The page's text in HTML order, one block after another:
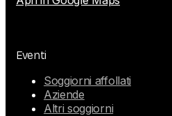
Eventi
Soggiorni affollati
Aziende
Altri soggiorni